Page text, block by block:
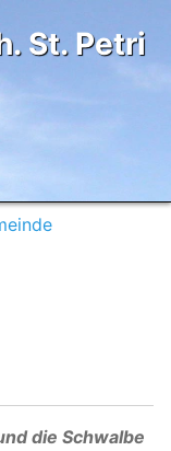
St. Petri
die Schwalbe